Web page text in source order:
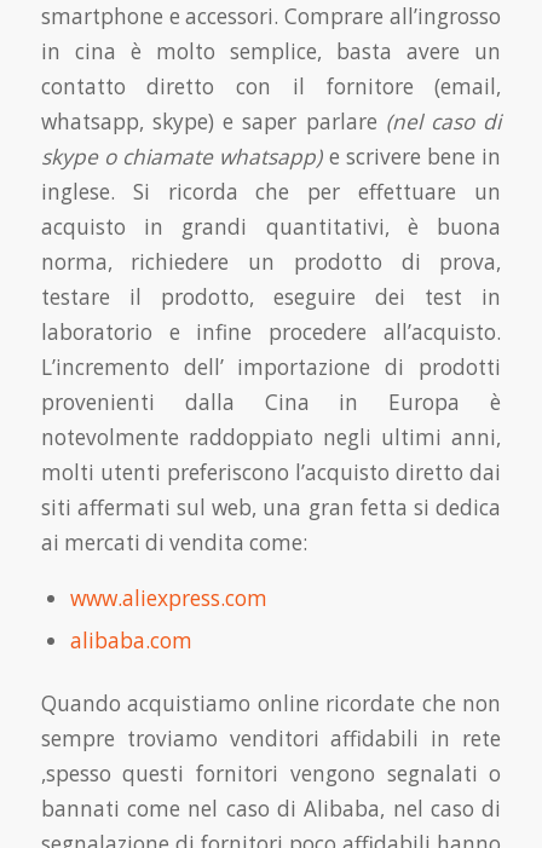
smartphone e accessori. Comprare all’ingrosso
in cina è molto semplice, basta avere un
contatto diretto con il fornitore (email,
whatsapp, skype) e saper parlare (nel caso di
skype o chiamate whatsapp)e scrivere bene in
inglese. Si ricorda che per effettuare un
acquisto in grandi quantitativi, è buona
norma, richiedere un prodotto di prova,
testare il prodotto, eseguire dei test in
laboratorio e infine procedere all’acquisto.
L’incremento dell’ importazione di prodotti
provenienti dalla Cina in Europa è
notevolmente raddoppiato negli ultimi anni,
molti utenti preferiscono l’acquisto diretto dai
siti affermati sul web, una gran fetta si dedica
ai mercati di vendita come:
www.aliexpress.com
alibaba.com
Quando acquistiamo online ricordate che non
sempre troviamo venditori affidabili in rete
,spesso questi fornitori vengono segnalati o
bannati come nel caso di Alibaba, nel caso di